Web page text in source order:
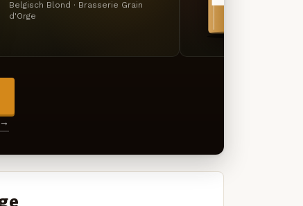
Belgisch Blond · Brasserie Grain
d'Orge